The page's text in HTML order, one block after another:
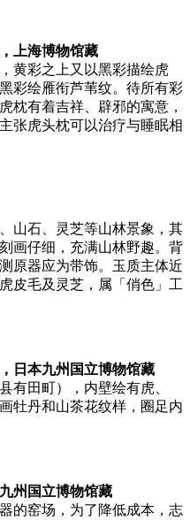
上海博物馆藏
黄彩之上又以黑彩描绘虎
彩绘雁衔芦苇纹。待所有彩
枕有着吉祥、辟邪的寓意，
张虎头枕可以治疗与睡眠相
山石、灵芝等山林景象，其
画仔细，充满山林野趣。背
原器应为带饰。玉质主体近
皮毛及灵芝，属「俏色」工
日本九州国立博物馆藏
有田町），内壁绘有虎、
牡丹和山茶花纹样，圈足内
州国立博物馆藏
的窑场，为了降低成本，志